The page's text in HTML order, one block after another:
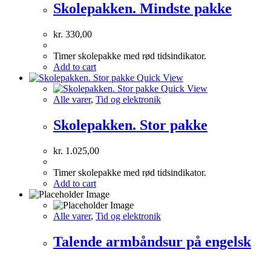
Skolepakken. Mindste pakke
kr. 330,00
Timer skolepakke med rød tidsindikator.
Add to cart
Quick View
Quick View
Alle varer, Tid og elektronik
Skolepakken. Stor pakke
kr. 1.025,00
Timer skolepakke med rød tidsindikator.
Add to cart
Alle varer, Tid og elektronik
Talende armbåndsur på engelsk